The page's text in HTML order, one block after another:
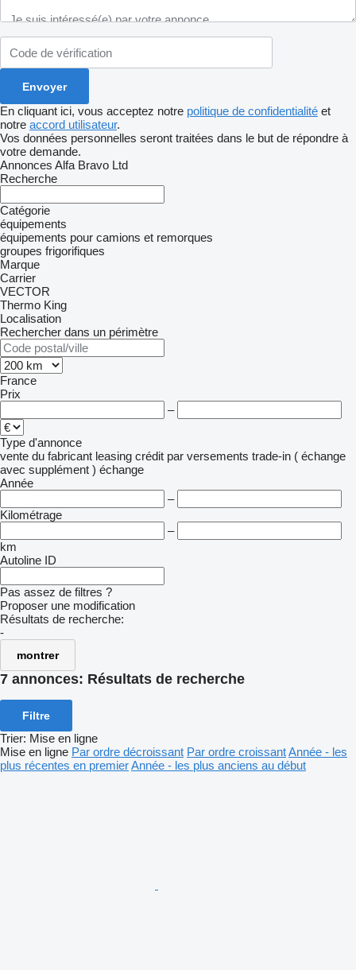
En cliquant ici, vous acceptez notre politique de confidentialité et
notre accord utilisateur.
Vos données personnelles seront traitées dans le but de répondre à
votre demande.
Annonces Alfa Bravo Ltd
Recherche
Catégorie
équipements
équipements pour camions et remorques
groupes frigorifiques
Marque
Carrier
VECTOR
Thermo King
Localisation
Rechercher dans un périmètre
France
Prix
–
Type d'annonce
vente du fabricant leasing crédit par versements trade-in ( échange
avec supplément ) échange
Année
–
Kilométrage
–
km
Autoline ID
Pas assez de filtres ?
Proposer une modification
Résultats de recherche:
-
montrer
7 annonces: Résultats de recherche
Filtre
Trier: Mise en ligne
Mise en ligne Par ordre décroissant Par ordre croissantAnnée - les
plus récentes en premierAnnée - les plus anciens au début